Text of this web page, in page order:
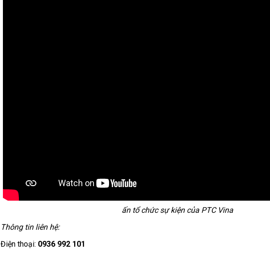
ấn tổ chức sự kiện của PTC Vina
Thông tin liên hệ:
Điện thoại: 0936 992 101